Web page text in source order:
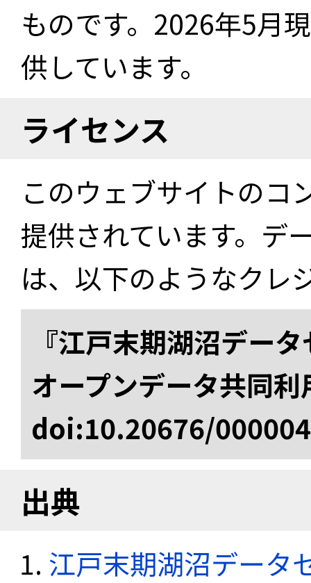
ものです。2026年5月
供しています。
ライセンス
このウェブサイトのコ
提供されています。デ
は、以下のようなクレ
『江戸末期湖沼デー
オープンデータ共同
doi:10.20676/
出典
江戸末期湖沼データ